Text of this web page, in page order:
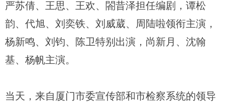
严苏倩、王思、王欢、閤昔泽担任编剧，谭松
韵、代旭、刘奕铁、刘威葳、周陆啦领衔主演，
杨新鸣、刘钧、陈卫特别出演，尚新月、沈翰
基、杨帆主演。
当天，来自厦门市委宣传部和市检察系统的领导